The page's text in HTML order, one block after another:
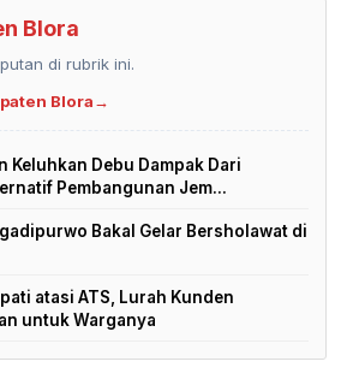
Blora
di rubrik ini.
Blora→
Keluhkan Debu Dampak Dari
Pembangunan Jem...
Bakal Gelar Bersholawat di
atasi ATS, Lurah Kunden
untuk Warganya